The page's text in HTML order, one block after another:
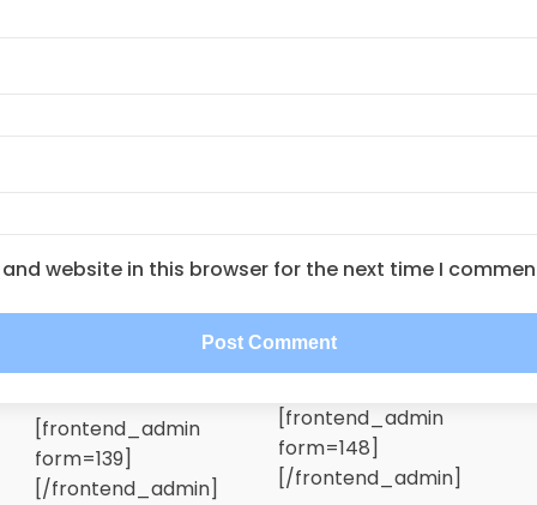
website in this browser for the next time I
[frontend_admin
form=139]
[/frontend_admin]
[frontend_admin
form=148]
[/frontend_admin]